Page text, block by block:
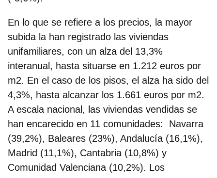
En lo que se refiere a los precios, la mayor
subida la han registrado las viviendas
unifamiliares, con un alza del 13,3%
interanual, hasta situarse en 1.212 euros por
m2. En el caso de los pisos, el alza ha sido del
4,3%, hasta alcanzar los 1.661 euros por m2.
A escala nacional, las viviendas vendidas se
han encarecido en 11 comunidades:
Navarra
(39,2%), Baleares (23%), Andalucía (16,1%),
Madrid (11,1%), Cantabria (10,8%) y
Comunidad Valenciana (10,2%). Los